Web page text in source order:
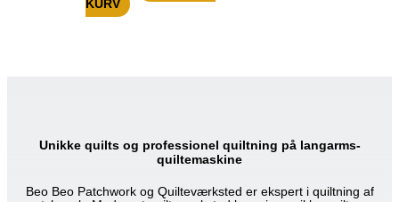
KURV
Unikke quilts og professionel quiltning på langarms-
quiltemaskine
Beo Beo Patchwork og Quilteværksted er ekspert i quiltning af